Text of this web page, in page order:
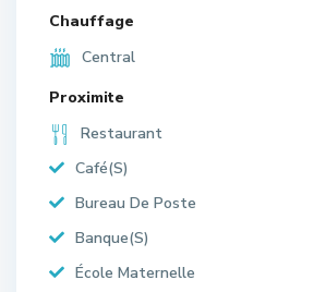
Chauffage
Central
Proximite
Restaurant
Café(S)
Bureau De Poste
Banque(S)
École Maternelle